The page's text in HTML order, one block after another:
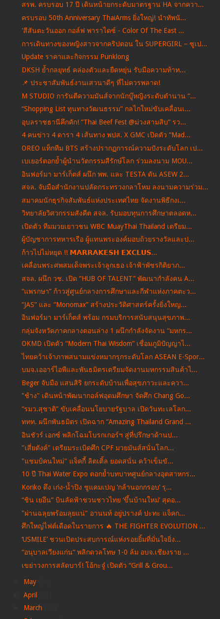
สรพ. ครบรอบ 17 ปี เดินหน้ายกระดับมาตรฐาน HA จากควา...
ครบรอบ 50th Anniversary ThaiArms ยิ่งใหญ่! นำทัพนั...
'สีสันตะวันออก กอล์ฟ พาราไดซ์ - Color Of The East ...
การเดินทางของหญิงสาวจากคริปตอน ใน SUPERGIRL – ซูเป...
Update ราคาและกิจกรรม Punklong
DKSH ย้ำกลยุทธ์ คล่องตัวและยืดหยุ่น รับมือความท้าท...
📌 ประชาสัมพันธ์งานเสวนาดีๆ ที่ไม่ควรพลาด!
M STUDIO การันตีความมันส์จากนักบู๊หญิงระดับตำนาน “...
“Shopping List ทุนทางวัฒนธรรม” กลไกใหม่ขับเคลื่อนเ...
อุบลราชธานีคึกคัก! “Thai Beef Fest @ม่วงสามสิบ” รว...
4 คนข่าว 4 ดารา 4 เส้นทาง พปส. X GMC เปิดตัว “Mad...
OREO แท็กทีม BTS สร้างปรากฏการณ์ความปังระดับโลก เป...
เบเยอร์ตอกย้ำผู้นำนวัตกรรมสีรักษ์โลก ร่วมลงนาม MOU...
อินฟอร์มา มาร์เก็ตส์ ผนึก พพ. และ TESTA ดัน ASEW 2...
สจล. จับมือสำนักงานปลัดกระทรวงกลาโหม ลงนามความร่วม...
สมาคมนักธุรกิจสัมพันธ์แห่งประเทศไทย จัดงานพิธีกงเ...
วิทยาลัยวิศวกรรมสังคีต สจล. รับมอบทุนการศึกษาตลอดห...
เปิดตัว ทีมมวยเยาวชน WBC MuayThai Thailand เตรียม...
ผู้บัญชาการทหารเรือ ผู้แทนพระองค์มอบถ้วยรางวัลและป...
ก้าวไปไม่หยุด !! 𝗠𝗔𝗥𝗥𝗔𝗞𝗘𝗦𝗛 𝗘𝗫𝗖𝗟𝗨𝗦...
เคลื่อนพระศพสมเด็จพระเจ้าลูกเธอ เจ้าฟ้าพัชรกิติยาภ...
สจล. ผนึก วช. เปิด “HUB OF TALENT” พัฒนากำลังคน A...
“แพรกษา” ก้าวสู่ศูนย์กลางการศึกษาและกีฬาแห่งภาคตะว...
“JAS” และ “Monomax” สร้างประวัติศาสตร์ครั้งยิ่งใหญ...
อินฟอร์มา มาร์เก็ตส์ พร้อม กรมบริการสนับสนุนสุขภาพ...
กลุ่มจังหวัดภาคกลางตอนล่าง 1 ผนึกกำลังจัดงาน “มหกร...
OKMD เปิดตัว “Modern Thai Wisdom” เชื่อมภูมิปัญญาไ...
ไทยคว้าเจ้าภาพสนามแข่งหมากรุกระดับโลก ASEAN E-Spor...
บมจ.เออาร์ไอพีและพันธมิตรเตรียมจัดงานมหกรรมสินค้าไ...
Beger จับมือ แสนสิริ ยกระดับบ้านเพื่อสุขภาวะและควา...
"ช้าง" เดินหน้าพัฒนากอล์ฟอุดมศึกษา จัดศึก Chang Go...
“รมว.สุชาติ” ขับเคลื่อนนโยบายรัฐบาล เปิดวันทะเลโลก...
ททท. ผนึกพันธมิตร เปิดฉาก “Amazing Thailand Grand ...
อินชัวร์ เอกซ์ พลิกโฉมโบรกเกอร์ฯ สู่ที่ปรึกษาด้านป...
"เสี่ยตังค์" เตรียมระเบิดศึก CPF มวยมันส์สนั่นโลก...
"แชมป์คนใหม่" แจ็คกี้ ลิตเติ้ล ยอดสนั่น คว้าเข็มขั...
10 ปี Thai Water Expo ตอกย้ำบทบาทศูนย์กลางอุตสาหกร...
Koriko ดึง เก่ง-น้ำปิง ชูแคมเปญ ‘กล้านอกกรอบ’ รุ...
“ชิน เยอึน” บินลัดฟ้าชวนชาวไทย ‘ขึ้นบ้านใหม่’ สุดอ...
"ผ่านฉลุยพร้อมลุยแน่" อานนท์ อยู่ปรางค์ ปะทะ แจ็คก...
ศึกใหญ่ไฟต์เดือดในรายการ 🔥 THE FIGHTER EVOLUTION ...
‘USMILE’ ชวนเปิดประสบการณ์แห่งรอยยิ้มที่มั่นใจยิ่ง...
“อนุบาลเวียงแก่น“ พลิกดวลโทษ 1-0 ล้ม อบจ.เชียงราย ...
เขย่าวงการสลัดบาร์! โอ้กะจู๋ เปิดตัว “Grill & Grou...
May
April
March